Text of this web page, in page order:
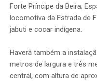
Forte Príncipe da Beira;
locomotiva da Estrada de
jabuti e cocar indígena.
Haverá também a
metros de largura e três
central, com altura de